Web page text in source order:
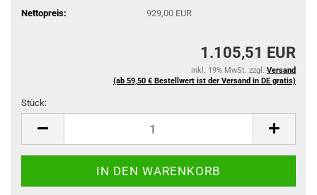
Nettopreis: 929,00 EUR
1.105,51 EUR
inkl. 19% MwSt. zzgl. Versand
(ab 59,50 € Bestellwert ist der Versand in DE gratis)
Stück: